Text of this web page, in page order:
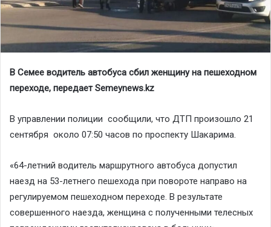
В Семее водитель автобуса сбил женщину на пешеходном
переходе, передает Semeynews.kz
В управлении полиции сообщили, что ДТП произошло 21
сентября около 07:50 часов по проспекту Шакарима.
«64-летний водитель маршрутного автобуса допустил
наезд на 53-летнего пешехода при повороте направо на
регулируемом пешеходном переходе. В результате
совершенного наезда, женщина с полученными телесных